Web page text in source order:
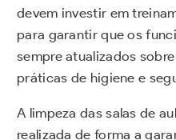
devem investir em
para garantir que os
sempre atualizados
práticas de higiene e
A limpeza das salas de
realizada de forma a